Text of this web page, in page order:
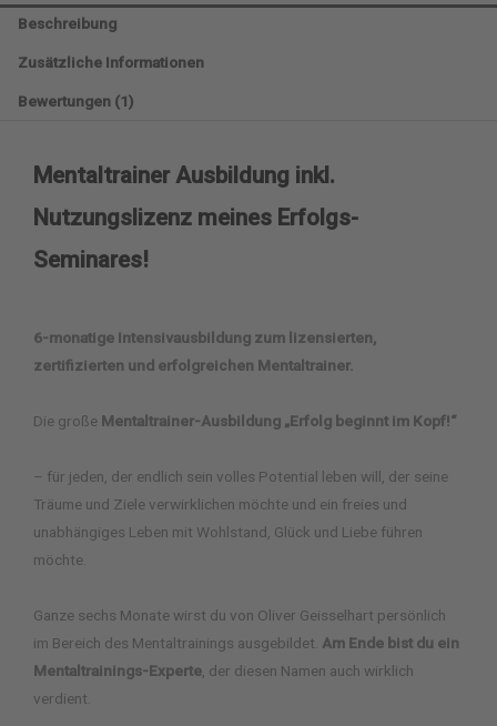
Beschreibung
Zusätzliche Informationen
Bewertungen (1)
Mentaltrainer Ausbildung inkl.
Nutzungslizenz meines Erfolgs-
Seminares!
6-monatige Intensivausbildung zum lizensierten,
zertifizierten und erfolgreichen Mentaltrainer.
Die große Mentaltrainer-Ausbildung „Erfolg beginnt im Kopf!“
– für jeden, der endlich sein volles Potential leben will, der seine
Träume und Ziele verwirklichen möchte und ein freies und
unabhängiges Leben mit Wohlstand, Glück und Liebe führen
möchte.
Ganze sechs Monate wirst du von Oliver Geisselhart persönlich
im Bereich des Mentaltrainings ausgebildet. Am Ende bist du ein
Mentaltrainings-Experte, der diesen Namen auch wirklich
verdient.